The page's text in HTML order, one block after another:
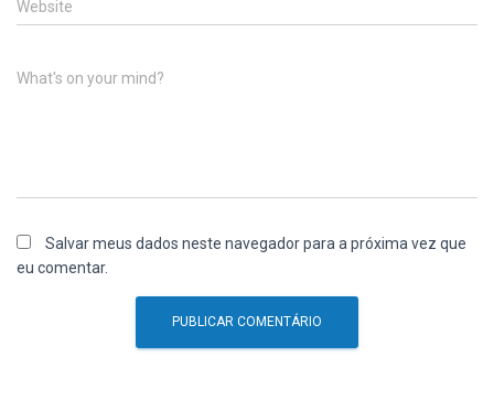
Website
What's on your mind?
Salvar meus dados neste navegador para a próxima vez que
eu comentar.